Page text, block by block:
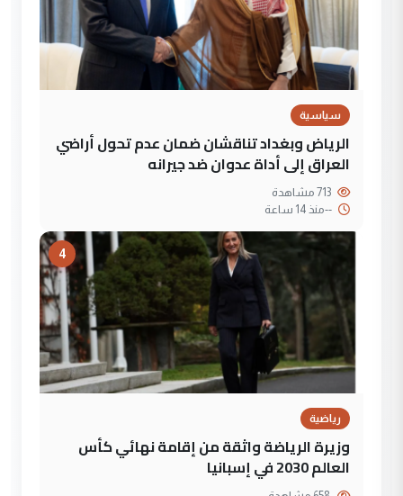
سياسية
الرياض وبغداد تناقشان ضمان عدم تحول أراضي
العراق إلى أداة عدوان ضد جيرانه
--منذ 14 ساعة
4
رياضية
وزيرة الرياضة واثقة من إقامة نهائي كأس
العالم 2030 في إسبانيا